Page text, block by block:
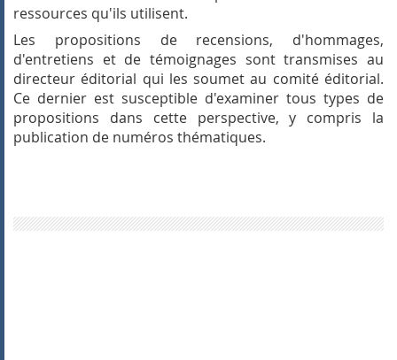
ressources qu'ils utilisent.
Les propositions de recensions, d'hommages,
d'entretiens et de témoignages sont transmises au
directeur éditorial qui les soumet au comité éditorial.
Ce dernier est susceptible d'examiner tous types de
propositions dans cette perspective, y compris la
publication de numéros thématiques.